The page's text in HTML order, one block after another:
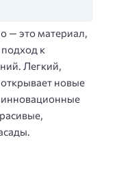
— это материал,
к
Легкий,
новые
инновационные